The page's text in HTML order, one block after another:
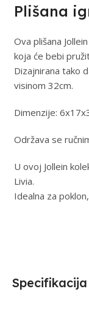
Plišana
Ova plišana
koja će bebi
Dizajnirana tako
visinom 32cm.
Dimenzije:
Održava se
U ovoj Jollein
Livia.
Idealna za
Specifikacija